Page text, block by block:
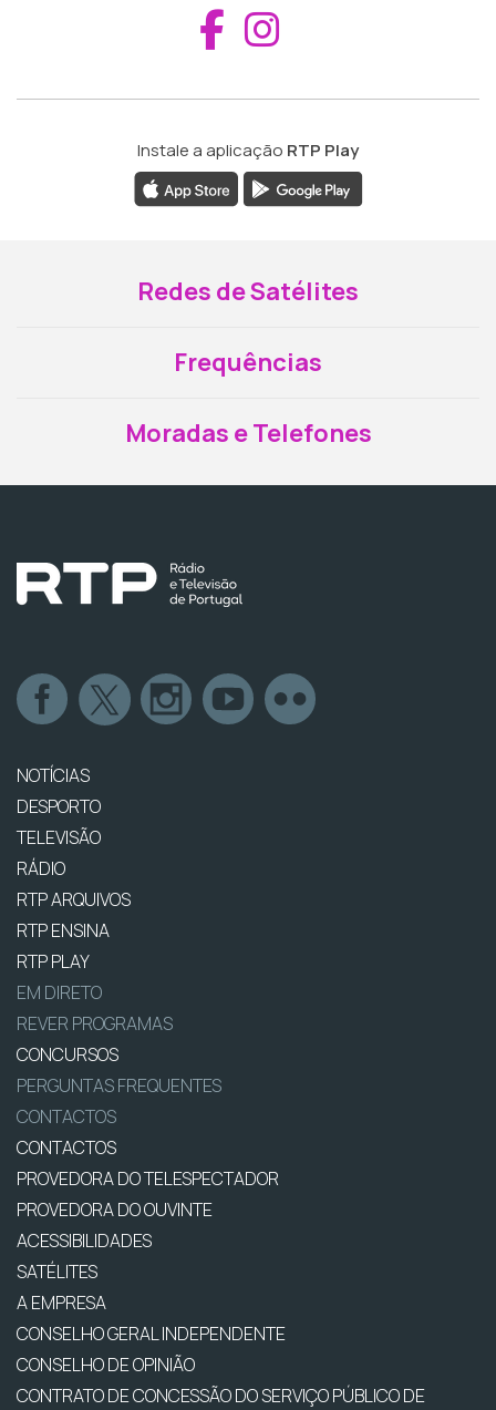
Aceder ao
Instale a aplicação RTP Play
Redes de Satélites
Frequências
Moradas e Telefones
NOTÍCIAS
DESPORTO
TELEVISÃO
RÁDIO
RTP ARQUIVOS
RTP ENSINA
RTP PLAY
EM DIRETO
REVER PROGRAMAS
CONCURSOS
PERGUNTAS FREQUENTES
CONTACTOS
CONTACTOS
PROVEDORA DO TELESPECTADOR
PROVEDORA DO OUVINTE
ACESSIBILIDADES
SATÉLITES
A EMPRESA
CONSELHO GERAL INDEPENDENTE
CONSELHO DE OPINIÃO
CONTRATO DE CONCESSÃO DO SERVIÇO PÚBLICO DE